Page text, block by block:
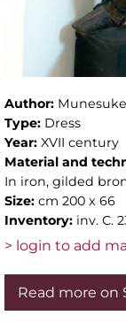
Author:
Type: Dress
Year: XVII century
Material and
In iron, gilded
Size: cm 200 x 66
Inventory: inv. C.
> login to add
Read more on